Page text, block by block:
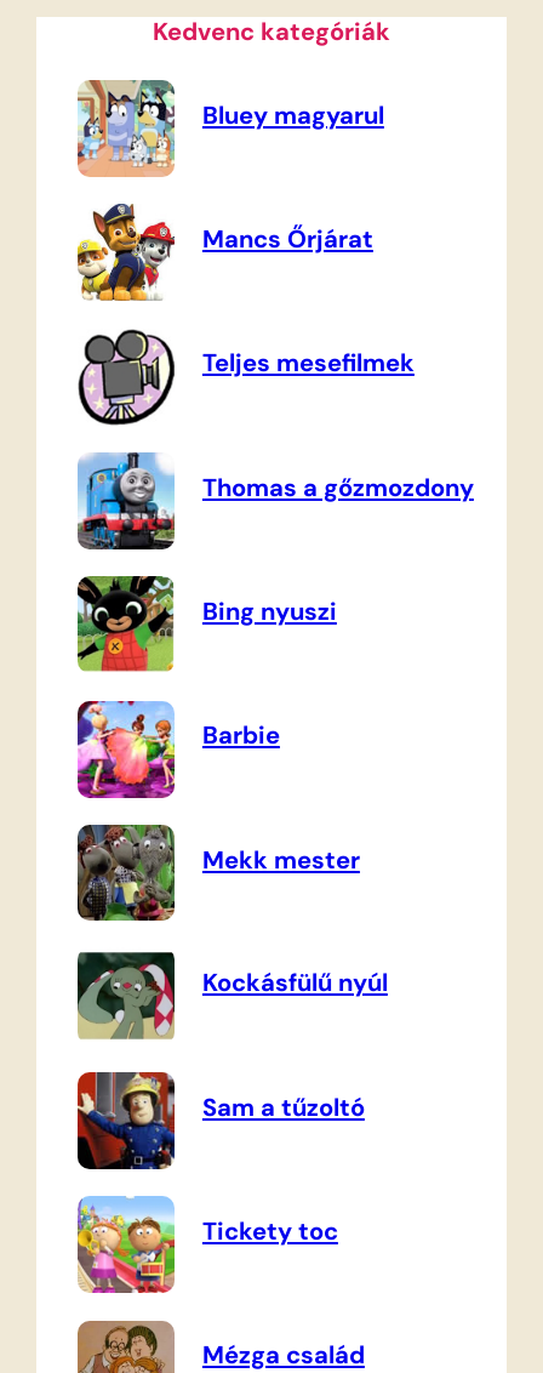
Kedvenc kategóriák
Bluey magyarul
Mancs Őrjárat
Teljes mesefilmek
Thomas a gőzmozdony
Bing nyuszi
Barbie
Mekk mester
Kockásfülű nyúl
Sam a tűzoltó
Tickety toc
Mézga család